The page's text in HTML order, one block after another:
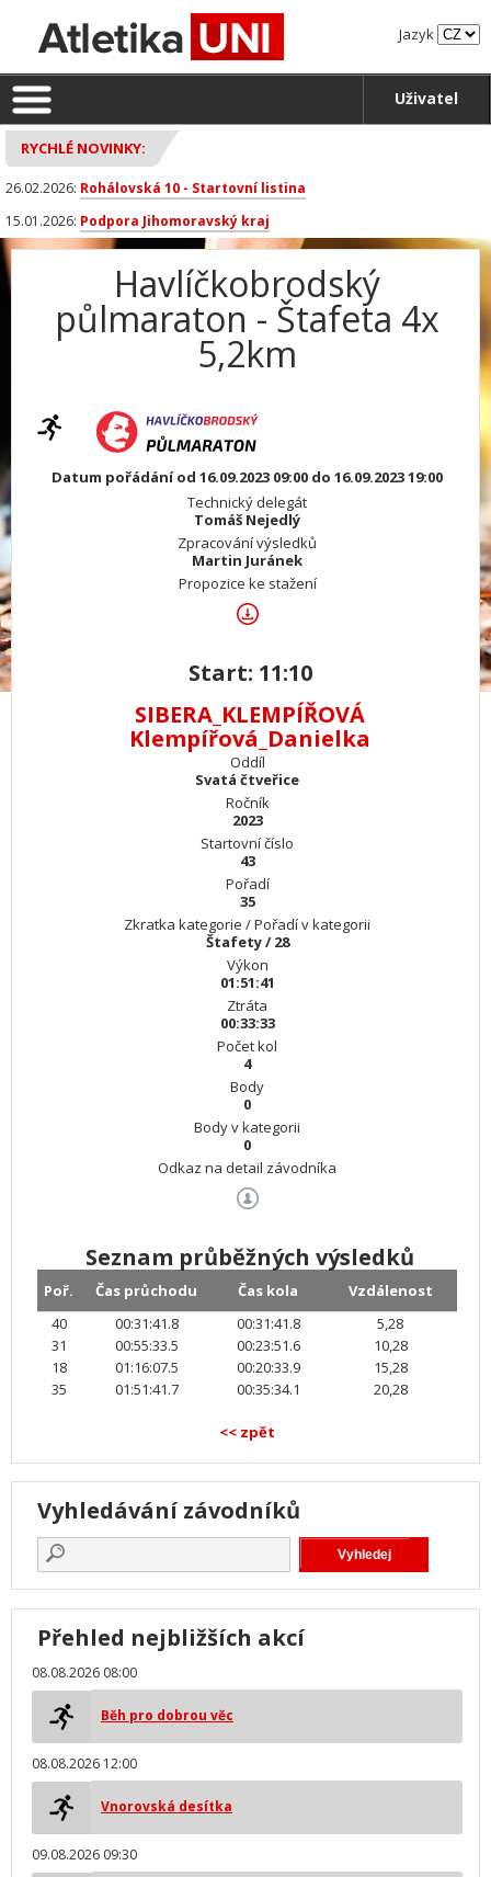
Jazyk
Uživatel
RYCHLÉ NOVINKY:
26.02.2026: Rohálovská 10 - Startovní listina
15.01.2026: Podpora Jihomoravský kraj
Havlíčkobrodský
půlmaraton - Štafeta 4x
5,2km
Datum pořádání od 16.09.2023 09:00 do 16.09.2023 19:00
Technický delegát
Tomáš Nejedlý
Zpracování výsledků
Martin Juránek
Propozice ke stažení
Start: 11:10
SIBERA_KLEMPÍŘOVÁ
Klempířová_Danielka
Oddíl
Svatá čtveřice
Ročník
2023
Startovní číslo
43
Pořadí
35
Zkratka kategorie / Pořadí v kategorii
Štafety / 28
Výkon
01:51:41
Ztráta
00:33:33
Počet kol
4
Body
0
Body v kategorii
0
Odkaz na detail závodníka
Seznam průběžných výsledků
Poř. Čas průchodu Čas kola
Vzdálenost
40
00:31:41.8 00:31:41.8
5,28
31
00:55:33.5 00:23:51.6
10,28
18
01:16:07.5 00:20:33.9
15,28
35
01:51:41.7 00:35:34.1 20,28
<< zpět
Vyhledávání závodníků
Přehled nejbližších akcí
08.08.2026 08:00
Běh pro dobrou věc
08.08.2026 12:00
Vnorovská desítka
09.08.2026 09:30